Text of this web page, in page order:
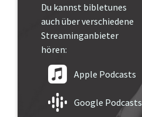
Du kannst bibletunes
auch über verschiedene
Streaminganbieter
hören:
Apple Podcasts
Google Podcasts